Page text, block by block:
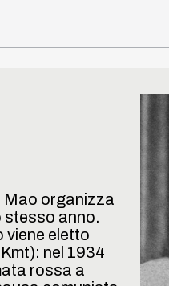
Mao organizza
stesso anno.
viene eletto
nel 1934
rossa a